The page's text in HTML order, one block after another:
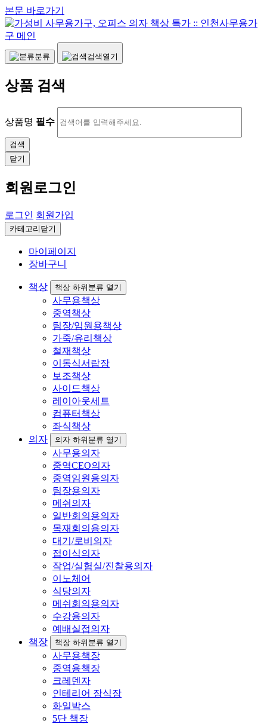
본문 바로가기
분류 검색열기
상품 검색
상품명 필수
닫기
회원로그인
로그인 회원가입
카테고리닫기
마이페이지
장바구니
책상 책상 하위분류 열기
사무용책상
중역책상
팀장/임원용책상
가죽/유리책상
철재책상
이동식서랍장
보조책상
사이드책상
레이아웃세트
컴퓨터책상
좌식책상
의자
의자 하위분류 열기
사무용의자
중역CEO의자
중역임원용의자
팀장용의자
메쉬의자
일반회의용의자
목재회의용의자
대기/로비의자
접이식의자
작업/실험실/진찰용의자
이노체어
식당의자
메쉬회의용의자
수강용의자
예배실접의자
책장
책장 하위분류 열기
사무용책장
중역용책장
크레덴자
인테리어 장식장
화일박스
5단 책장